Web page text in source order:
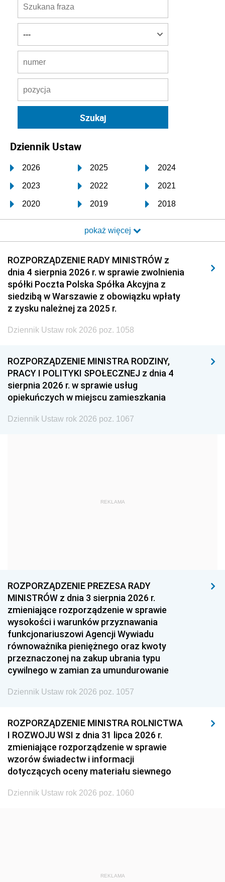
Dziennik Ustaw
2026 2025 2024
2023 2022 2021
2020 2019 2018
2017 2016 2015
2014 2013 2012
2011 2010 2009
2008 2007 2006
2005 2004 2003
2002 2001
1999 1998
1993 1992 1991
1990 1989
1987 1986 1985
1984 1983
1957 1956
1954 1953
1951 1950
1948 1947
1945 1944 1939
1938 1937 1936
1935 1934
1929 1928 1927
1926 1925 1924
1923 1922
pokaż więcej
ROZPORZĄDZENIE RADY MINISTRÓW z
dnia 4 sierpnia 2026 r. w sprawie zwolnienia
spółki Poczta Polska Spółka Akcyjna z
siedzibą w Warszawie z obowiązku wpłaty
z zysku należnej za 2025 r.
Dziennik Ustaw rok 2026 poz. 1058
ROZPORZĄDZENIE MINISTRA RODZINY,
PRACY I POLITYKI SPOŁECZNEJ z dnia 4
sierpnia 2026 r. w sprawie usług
opiekuńczych w miejscu zamieszkania
Dziennik Ustaw rok 2026 poz. 1067
REKLAMA
ROZPORZĄDZENIE PREZESA RADY
MINISTRÓW z dnia 3 sierpnia 2026 r.
zmieniające rozporządzenie w sprawie
wysokości i warunków przyznawania
funkcjonariuszowi Agencji Wywiadu
równoważnika pieniężnego oraz kwoty
przeznaczonej na zakup ubrania typu
cywilnego w zamian za umundurowanie
Dziennik Ustaw rok 2026 poz. 1057
ROZPORZĄDZENIE MINISTRA ROLNICTWA
I ROZWOJU WSI z dnia 31 lipca 2026 r.
zmieniające rozporządzenie w sprawie
wzorów świadectw i informacji
dotyczących oceny materiału siewnego
Dziennik Ustaw rok 2026 poz. 1060
REKLAMA